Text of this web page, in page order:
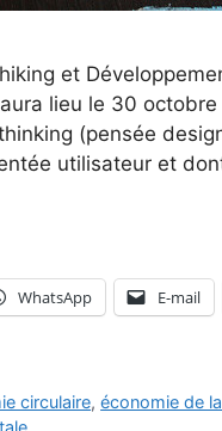
et
lieu le 30 octobre
(pensée
utilisateur et
WhatsApp E-mail
circulaire,économie de